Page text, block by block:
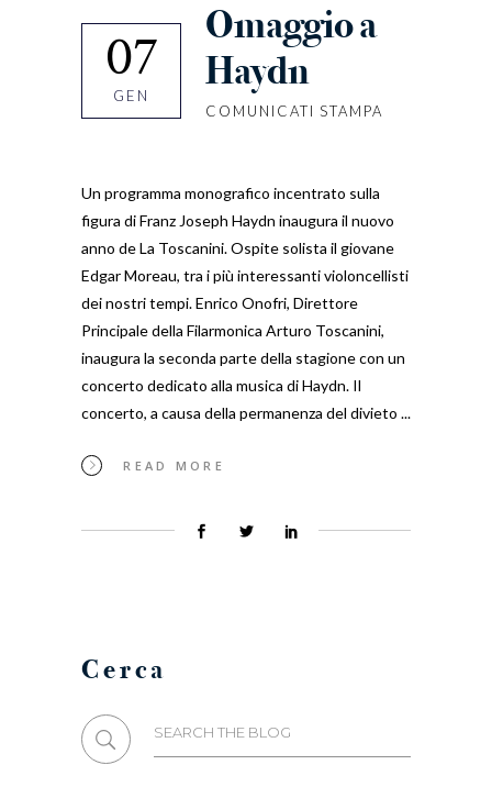
07
GEN
Omaggio a
Haydn
COMUNICATI STAMPA
Un programma monografico incentrato sulla
figura di Franz Joseph Haydn inaugura il nuovo
anno de La Toscanini. Ospite solista il giovane
Edgar Moreau, tra i più interessanti violoncellisti
dei nostri tempi. Enrico Onofri, Direttore
Principale della Filarmonica Arturo Toscanini,
inaugura la seconda parte della stagione con un
concerto dedicato alla musica di Haydn. Il
concerto, a causa della permanenza del divieto
READ MORE
Cerca
Search
for: